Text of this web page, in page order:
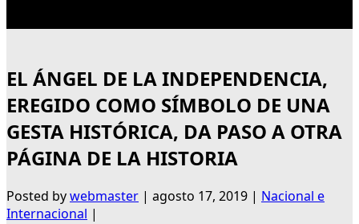
EL ÁNGEL DE LA INDEPENDENCIA,
EREGIDO COMO SÍMBOLO DE UNA
GESTA HISTÓRICA, DA PASO A OTRA
PÁGINA DE LA HISTORIA
Posted bywebmaster | agosto 17, 2019 | Nacional e
Internacional |